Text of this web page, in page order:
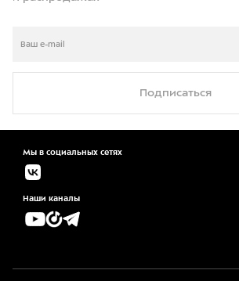
Подписаться
Мы в социальных сетях
Наши каналы